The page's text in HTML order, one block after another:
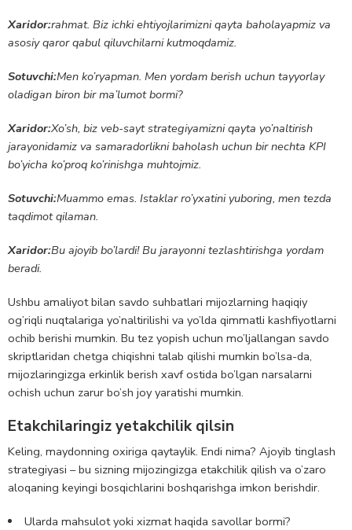
Xaridor:rahmat. Biz ichki ehtiyojlarimizni qayta baholayapmiz va
asosiy qaror qabul qiluvchilarni kutmoqdamiz.
Sotuvchi:Men ko’ryapman. Men yordam berish uchun tayyorlay
oladigan biron bir ma’lumot bormi?
Xaridor:Xo’sh, biz veb-sayt strategiyamizni qayta yo’naltirish
jarayonidamiz va samaradorlikni baholash uchun bir nechta KPI
bo’yicha ko’proq ko’rinishga muhtojmiz.
Sotuvchi:Muammo emas. Istaklar ro’yxatini yuboring, men tezda
taqdimot qilaman.
Xaridor:Bu ajoyib bo’lardi! Bu jarayonni tezlashtirishga yordam
beradi.
Ushbu amaliyot bilan savdo suhbatlari mijozlarning haqiqiy
og’riqli nuqtalariga yo’naltirilishi va yo’lda qimmatli kashfiyotlarni
ochib berishi mumkin. Bu tez yopish uchun mo’ljallangan savdo
skriptlaridan chetga chiqishni talab qilishi mumkin bo’lsa-da,
mijozlaringizga erkinlik berish xavf ostida bo’lgan narsalarni
ochish uchun zarur bo’sh joy yaratishi mumkin.
Etakchilaringiz yetakchilik qilsin
Keling, maydonning oxiriga qaytaylik. Endi nima? Ajoyib tinglash
strategiyasi – bu sizning mijozingizga etakchilik qilish va o’zaro
aloqaning keyingi bosqichlarini boshqarishga imkon berishdir.
Ularda mahsulot yoki xizmat haqida savollar bormi?